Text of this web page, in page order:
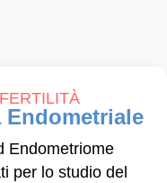
FERTILITÀ
Endometriale
Endometriome
per lo studio del